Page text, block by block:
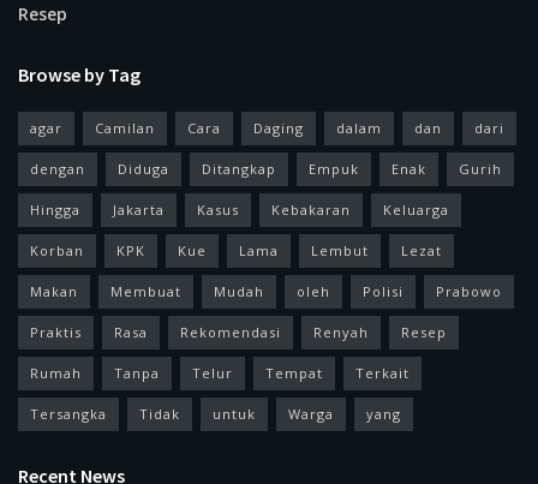
Resep
Browse by Tag
agar Camilan Cara Daging dalam dan dari
dengan Diduga Ditangkap Empuk Enak Gurih
Hingga Jakarta Kasus Kebakaran Keluarga
Korban KPK Kue Lama Lembut Lezat
Makan Membuat Mudah oleh Polisi Prabowo
Praktis Rasa Rekomendasi Renyah Resep
Rumah Tanpa Telur Tempat Terkait
Tersangka Tidak untuk Warga yang
Recent News